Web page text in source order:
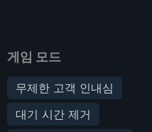
게임 모드
무제한 고객 인내심
대기 시간 제거